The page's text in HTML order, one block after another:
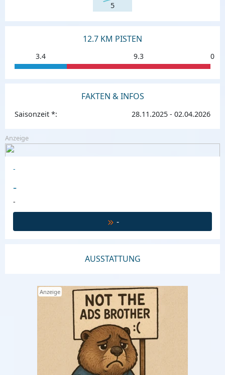
5
12.7 KM PISTEN
3.4 9.3 0
FAKTEN & INFOS
Saisonzeit *: 28.11.2025 - 02.04.2026
Anzeige
-
-
-
-
AUSSTATTUNG
Anzeige